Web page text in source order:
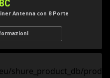
Antenna con 8 Porte